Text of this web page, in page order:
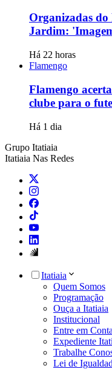
Organizadas
Jardim:
Há 22 horas
Flamengo
Flamengo
clube para o
Há 1 dia
Grupo Itatiaia
Itatiaia Nas Redes
Itatiaia
Quem Somos
Programação
Ouça a Itatiaia
Institucional
Entre em
Expediente
Trabalhe
Lei de